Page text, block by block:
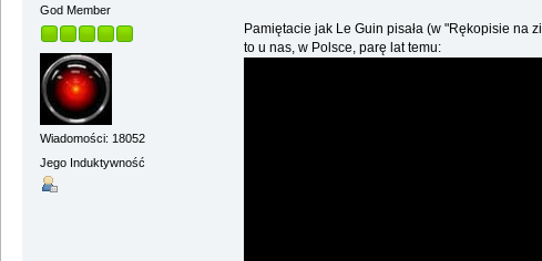
God Member
Wiadomości: 18052
Jego Induktywność
Pamiętacie jak Le Guin pisała (w "Rękopisie na
to u nas, w Polsce, parę lat temu: